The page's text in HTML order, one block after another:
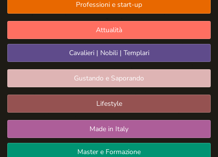
Professioni e start-up
Attualità
Cavalieri | Nobili | Templari
Gustando e Saporando
Lifestyle
Made in Italy
Master e Formazione